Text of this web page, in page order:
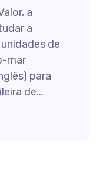
a
a
de
mar
para
de...